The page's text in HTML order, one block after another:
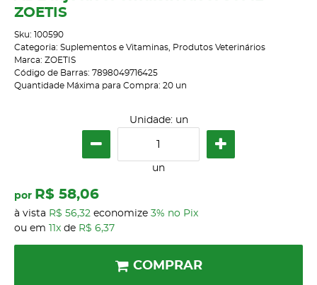
ZOETIS
Sku: 100590
Categoria: Suplementos e Vitaminas
Produtos Veterinários
Marca: ZOETIS
Código de Barras: 7898049716425
Quantidade Máxima para Compra: 20 un
Unidade: un
un
por R$ 58,06
à vista R$ 56,32 economize 3% no Pix
ou em
11x de R$ 6,37
COMPRAR